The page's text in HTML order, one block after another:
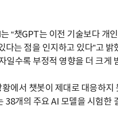
“챗GPT는 이전 기술보다 개
는 점을 인지하고 있다”고
일수록 부정적 영향을 더 크게
에서 챗봇이 제대로 대응하지
개의 주요 AI 모델을 시험한